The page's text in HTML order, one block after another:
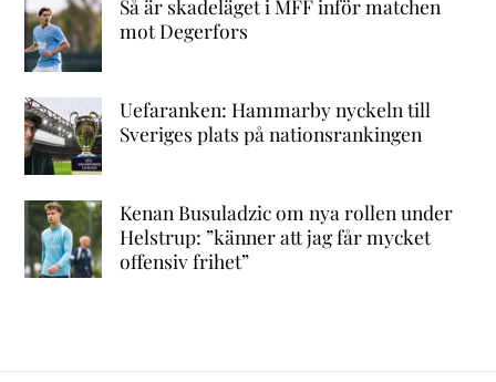
Så är skadeläget i MFF inför matchen
mot Degerfors
Uefaranken: Hammarby nyckeln till
Sveriges plats på nationsrankingen
Kenan Busuladzic om nya rollen under
Helstrup: ”känner att jag får mycket
offensiv frihet”